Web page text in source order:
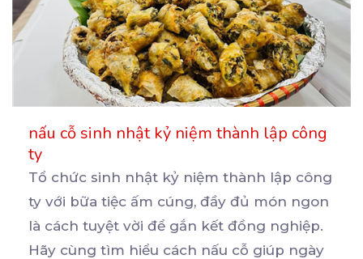
nấu cỗ sinh nhật kỷ niệm thành lập công
ty
Tổ chức sinh nhật kỷ niệm thành lập công
ty với bữa tiệc ấm cúng, đầy đủ món ngon
là cách tuyệt vời để gắn kết đồng nghiệp.
Hãy cùng tìm hiểu cách nấu cỗ giúp ngày